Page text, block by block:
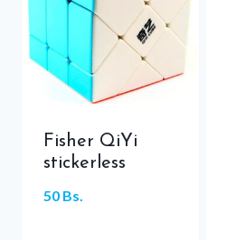
Fisher QiYi
stickerless
50 Bs.